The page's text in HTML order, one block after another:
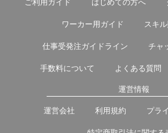
ご利用ガイド はじめての方へ
ワーカー用ガイド スキ
仕事受発注ガイドライン チャ
手数料について よくある質問
運営情報
運営会社 利用規約 プラ